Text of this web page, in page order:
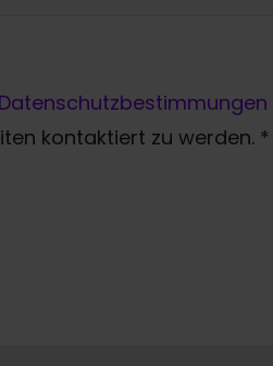
Datenschutzbestimmungen
kontaktiert zu werden. *